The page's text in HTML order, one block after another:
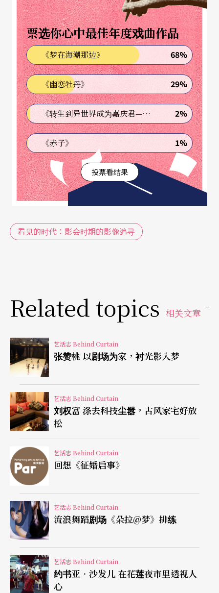
地域性或业余摄影家，他们拥有质量俱佳的摄影作
品，却因长期不被重视而显得陌生，简永彬直言，
「看见的时代」展出近五百张照片中，半数未曾曝
光。
走过半世纪的写真路
日治时期，台湾摄影人靠经营照相器材、开设写真
馆，推广摄影进入普罗生活，虽然日本政府控管摄
影机具严格，但台籍写真馆带动民间摄影风气，如
林草在台中开设的「林写真馆」等，留下许多台湾
早期影像。
代表，他们将写实摄影观念带入台湾，与五○年代
立，台湾进入「影会时代」，在发表平台匮乏的年
代，影会是台湾摄影爱好者汇聚及交流的重要团
因城巿与乡镇对摄影的理解及表现有所差距，六○
年代末城乡呈现不同的影像表现，如张士贤主张
「主观性的观看」开启纪实摄影新纪元，他认为纪
实摄影不纯然是客观记录，主张个人式观看的「社
会风景」，为了贯彻个人主观意念，作者应先致力
个人修为并养成对事物的观察力，此影响了屏东
「单镜头摄影俱乐部」的刘安明、林庆云（台湾设
计家林盘耸之父）、李秀云和北部的黄伯骥等人，
俨然成为南台湾摄影界导师，他们以强烈的黑白阶
调及粗粒子、广角镜逼视被摄物等手法，再现地域
和原味的风土文化。
可惜的是，一九六八年张士贤病逝后，毕生五万多
张底片下落不明，其后人与摄影界失联，国美馆展
票选你心中最佳年度戏曲作品
《梦在海潮那边》 68%
《幽恋牡丹》 29%
《转生到异世界成为嘉庆君—发现我的祖先是诈骗集团!?》 2%
《赤子》 1%
投票看结果
看见的时代：影会时期的影像追寻
Related topics 相关文章
艺活志 Behind Curtain
张赞桃 以剧场为家，衬光影入梦
艺活志 Behind Curtain
刘权富 涤去科技尘嚣，古风家宅好放
松
艺活志 Behind Curtain
回想《征婚启事》
艺活志 Behind Curtain
流浪舞蹈剧场《朵拉@梦》排练
艺活志 Behind Curtain
约书亚．沙发儿 在花莲夜市里透视人
心